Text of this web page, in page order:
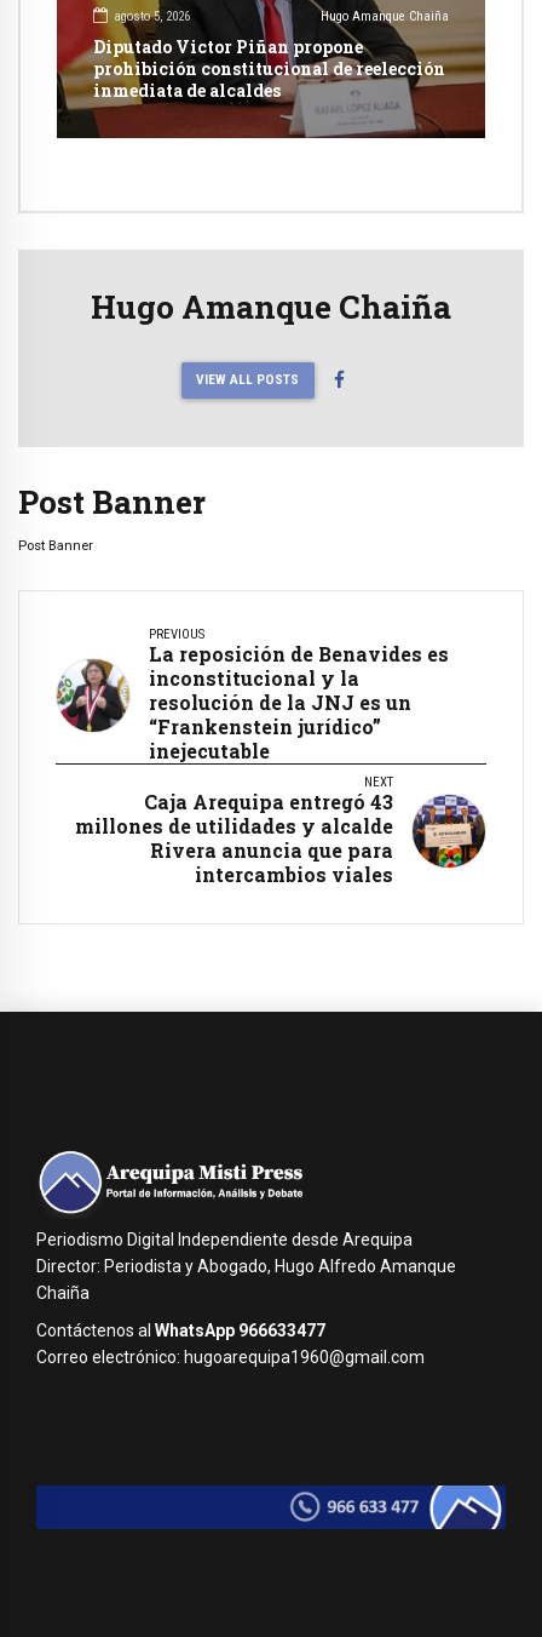
agosto 5, 2026 Hugo Amanque Chaiña
Diputado Victor Piñan propone
prohibición constitucional de reelección
inmediata de alcaldes
Hugo Amanque Chaiña
VIEW ALL POSTS
Post Banner
Post Banner
PREVIOUS
La reposición de Benavides es
inconstitucional y la
resolución de la JNJ es un
“Frankenstein jurídico”
inejecutable
NEXT
Caja Arequipa entregó 43
millones de utilidades y alcalde
Rivera anuncia que para
intercambios viales
Periodismo Digital Independiente desde Arequipa
Director: Periodista y Abogado, Hugo Alfredo Amanque
Chaiña
Contáctenos al WhatsApp 966633477
Correo electrónico: hugoarequipa1960@gmail.com